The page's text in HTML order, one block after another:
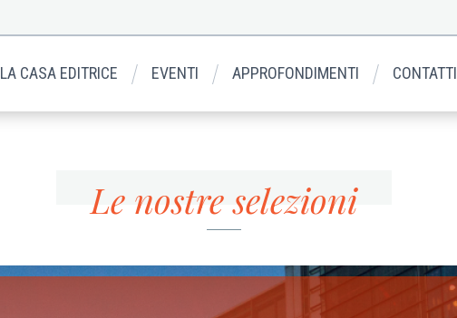
LA CASA EDITRICE EVENTI APPROFONDIMENTI CONTATTI
Le nostre selezioni